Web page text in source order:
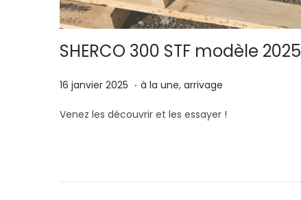
SHERCO 300 STF modèle 2025
P
b
16 janvier 2025 2
m
. P
b
à la une, arrivage
Venez les découvrir et les essayer !